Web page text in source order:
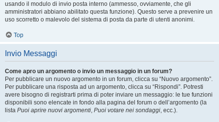
usando il modulo di invio posta interno (ammesso, ovviamente, che gli
amministratori abbiano abilitato questa funzione). Questo serve a prevenire un
uso scorretto o malevolo del sistema di posta da parte di utenti anonimi.
Top
Invio Messaggi
Come apro un argomento o invio un messaggio in un forum?
Per pubblicare un nuovo argomento in un forum, clicca su “Nuovo argomento”.
Per pubblicare una risposta ad un argomento, clicca su “Rispondi”. Potresti
avere bisogno di registrarti prima di poter inviare un messaggio: le tue funzioni
disponibili sono elencate in fondo alla pagina del forum o dell’argomento (la
lista Puoi aprire nuovi argomenti, Puoi votare nei sondaggi, ecc.).